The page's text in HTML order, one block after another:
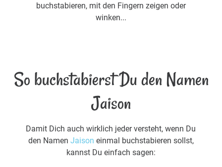
buchstabieren, mit den Fingern zeigen oder
winken...
So buchstabierst Du den Namen
Jaison
Damit Dich auch wirklich jeder versteht, wenn Du
den Namen Jaison einmal buchstabieren sollst,
kannst Du einfach sagen: